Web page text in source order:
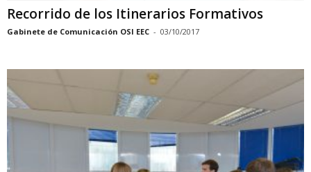
Recorrido de los Itinerarios Formativos
Gabinete de Comunicación OSI EEC - 03/10/2017